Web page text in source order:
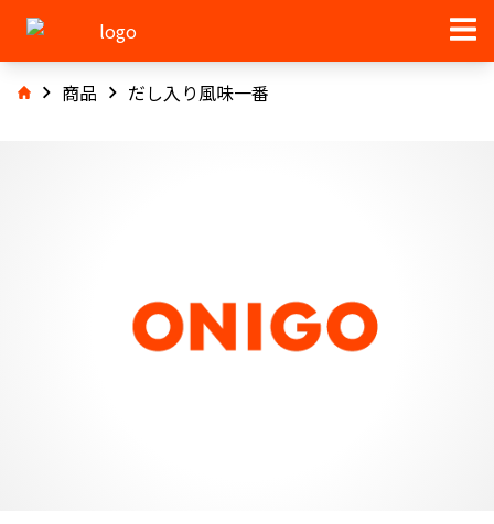
商品 だし入り風味一番